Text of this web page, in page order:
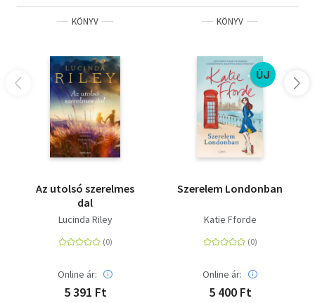
KÖNYV
Az utolsó szerelmes
dal
Lucinda Riley
Online ár:
5 391 Ft
KÖNYV
ÚJ
Szerelem Londonban
Katie Fforde
Online ár:
5 400 Ft